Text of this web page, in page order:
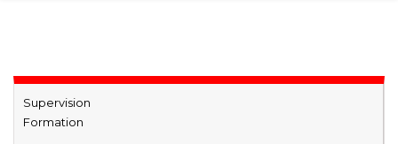
Supervision
Formation